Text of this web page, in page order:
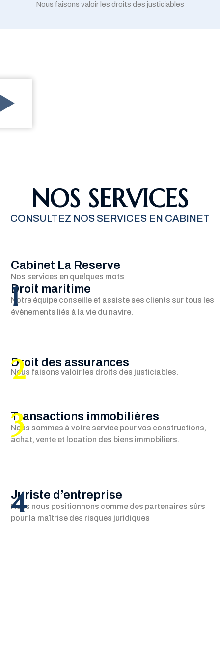
Nous faisons valoir les droits des justiciables
NOS SERVICES
CONSULTEZ NOS SERVICES EN CABINET
Cabinet La Reserve
Nos services en quelques mots
Droit maritime
Notre équipe conseille et assiste ses clients sur tous les
évènements liés à la vie du navire.
1
Droit des assurances
Nous faisons valoir les droits des justiciables.
2
Transactions immobilières
Nous sommes à votre service pour vos constructions,
achat, vente et location des biens immobiliers.
3
Juriste d’entreprise
Nous nous positionnons comme des partenaires sûrs
pour la maîtrise des risques juridiques
4